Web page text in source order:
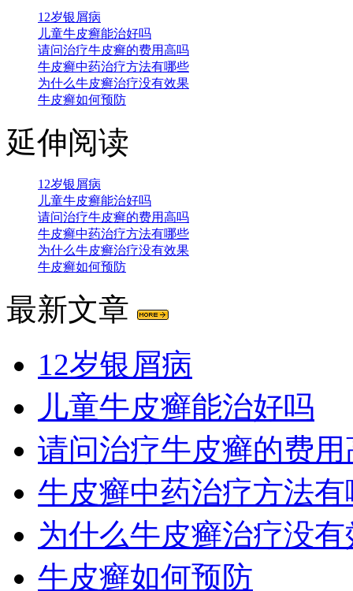
12岁银屑病
儿童牛皮癣能治好吗
请问治疗牛皮癣的费用高吗
牛皮癣中药治疗方法有哪些
为什么牛皮癣治疗没有效果
牛皮癣如何预防
延伸阅读
12岁银屑病
儿童牛皮癣能治好吗
请问治疗牛皮癣的费用高吗
牛皮癣中药治疗方法有哪些
为什么牛皮癣治疗没有效果
牛皮癣如何预防
最新文章
12岁银屑病
儿童牛皮癣能治好吗
请问治疗牛皮癣的费用
牛皮癣中药治疗方法有
为什么牛皮癣治疗没
牛皮癣如何预防